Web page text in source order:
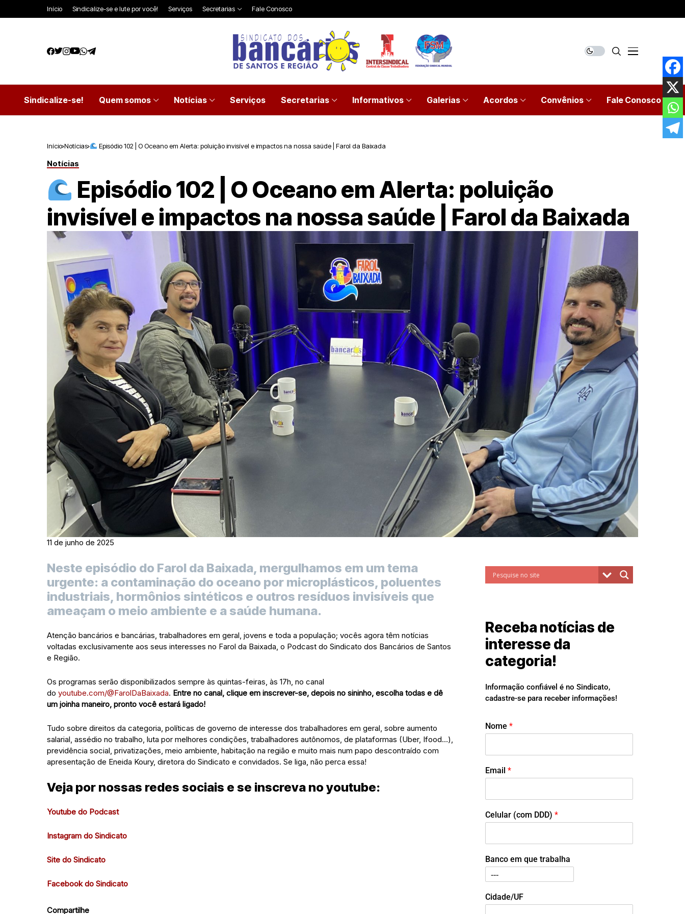
Início Sindicalize-se e lute por você! Serviços Secretarias Fale Conosco
Sindicalize-se! Quem somos Notícias Serviços Secretarias Informativos Galerias Acordos Convênios Fale Conosco
Início Notícias Episódio 102 | O Oceano em Alerta: poluição invisível e impactos na nossa saúde | Farol da Baixada
Notícias
Episódio 102 | O Oceano em Alerta: poluição
invisível e impactos na nossa saúde | Farol da Baixada
11 de junho de 2025
Neste episódio do Farol da Baixada, mergulhamos em um tema
urgente: a contaminação do oceano por microplásticos, poluentes
industriais, hormônios sintéticos e outros resíduos invisíveis que
ameaçam o meio ambiente e a saúde humana.
Atenção bancários e bancárias, trabalhadores em geral, jovens e toda a população; vocês agora têm notícias
voltadas exclusivamente aos seus interesses no Farol da Baixada, o Podcast do Sindicato dos Bancários de Santos
e Região.
Os programas serão disponibilizados sempre às quintas-feiras, às 17h, no canal
do youtube.com/@FarolDaBaixada. Entre no canal, clique em inscrever-se, depois no sininho, escolha todas e dê
um joinha maneiro, pronto você estará ligado!
Tudo sobre direitos da categoria, políticas de governo de interesse dos trabalhadores em geral, sobre aumento
salarial, assédio no trabalho, luta por melhores condições, trabalhadores autônomos, de plataformas (Uber, Ifood…),
previdência social, privatizações, meio ambiente, habitação na região e muito mais num papo descontraído com
apresentação de Eneida Koury, diretora do Sindicato e convidados. Se liga, não perca essa!
Veja por nossas redes sociais e se inscreva no youtube:
Youtube do Podcast
Instagram do Sindicato
Site do Sindicato
Facebook do Sindicato
Compartilhe
Receba notícias de
interesse da
categoria!
Informação confiável é no Sindicato,
cadastre-se para receber informações!
Nome *
Email *
Celular (com DDD) *
Banco em que trabalha
Cidade/UF